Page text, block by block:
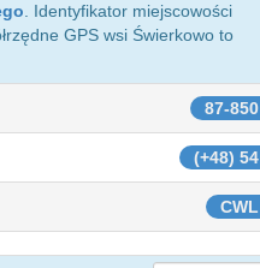
. Identyfikator miejscowości
GPS wsi Świerkowo to
87-850
(+48) 54
CWL